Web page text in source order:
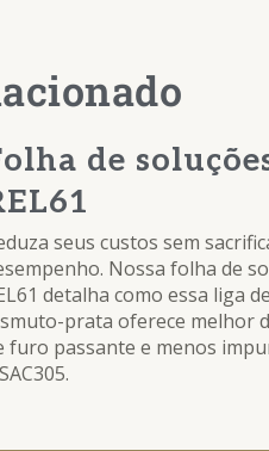
de
seus custos sem
Nossa folha de
detalha como essa liga
prata oferece melhor
furo passante e menos